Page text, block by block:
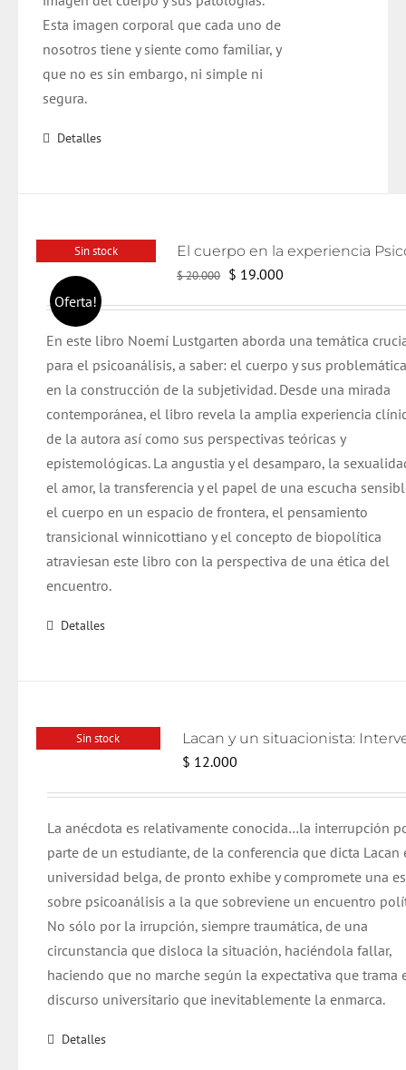
Esta imagen corporal que cada uno de
nosotros tiene y siente como familiar, y
que no es sin embargo, ni simple ni
segura.
Detalles
Sin stock
Oferta!
$20.000 El
era:
$ 20.000.
$ 19.000El
es:
$ 19.000.
En este libro Noemí Lustgarten aborda una temática
para el psicoanálisis, a saber: el cuerpo y sus
en la construcción de la subjetividad. Desde una mirada
contemporánea, el libro revela la amplia experiencia
de la autora así como sus perspectivas teóricas y
epistemológicas.La angustia y el desamparo, la
el amor, la transferencia y el papel de una escucha
el cuerpo en un espacio de frontera, el pensamiento
transicional winnicottiano y el concepto de biopolítica
atraviesan este libro con la perspectiva de una ética del
encuentro.
Detalles
Sin stock
$ 12.000
La anécdota es relativamente conocida…la interrupción
parte de un estudiante, de la conferencia que dicta Lacan
universidad belga, de pronto exhibe y compromete una
sobre psicoanálisis a la que sobreviene un encuentro
No sólo por la irrupción, siempre traumática, de una
circunstancia que disloca la situación, haciéndola fallar,
haciendo que no marche según la expectativa que trama
discurso universitario que inevitablemente la enmarca.
Detalles